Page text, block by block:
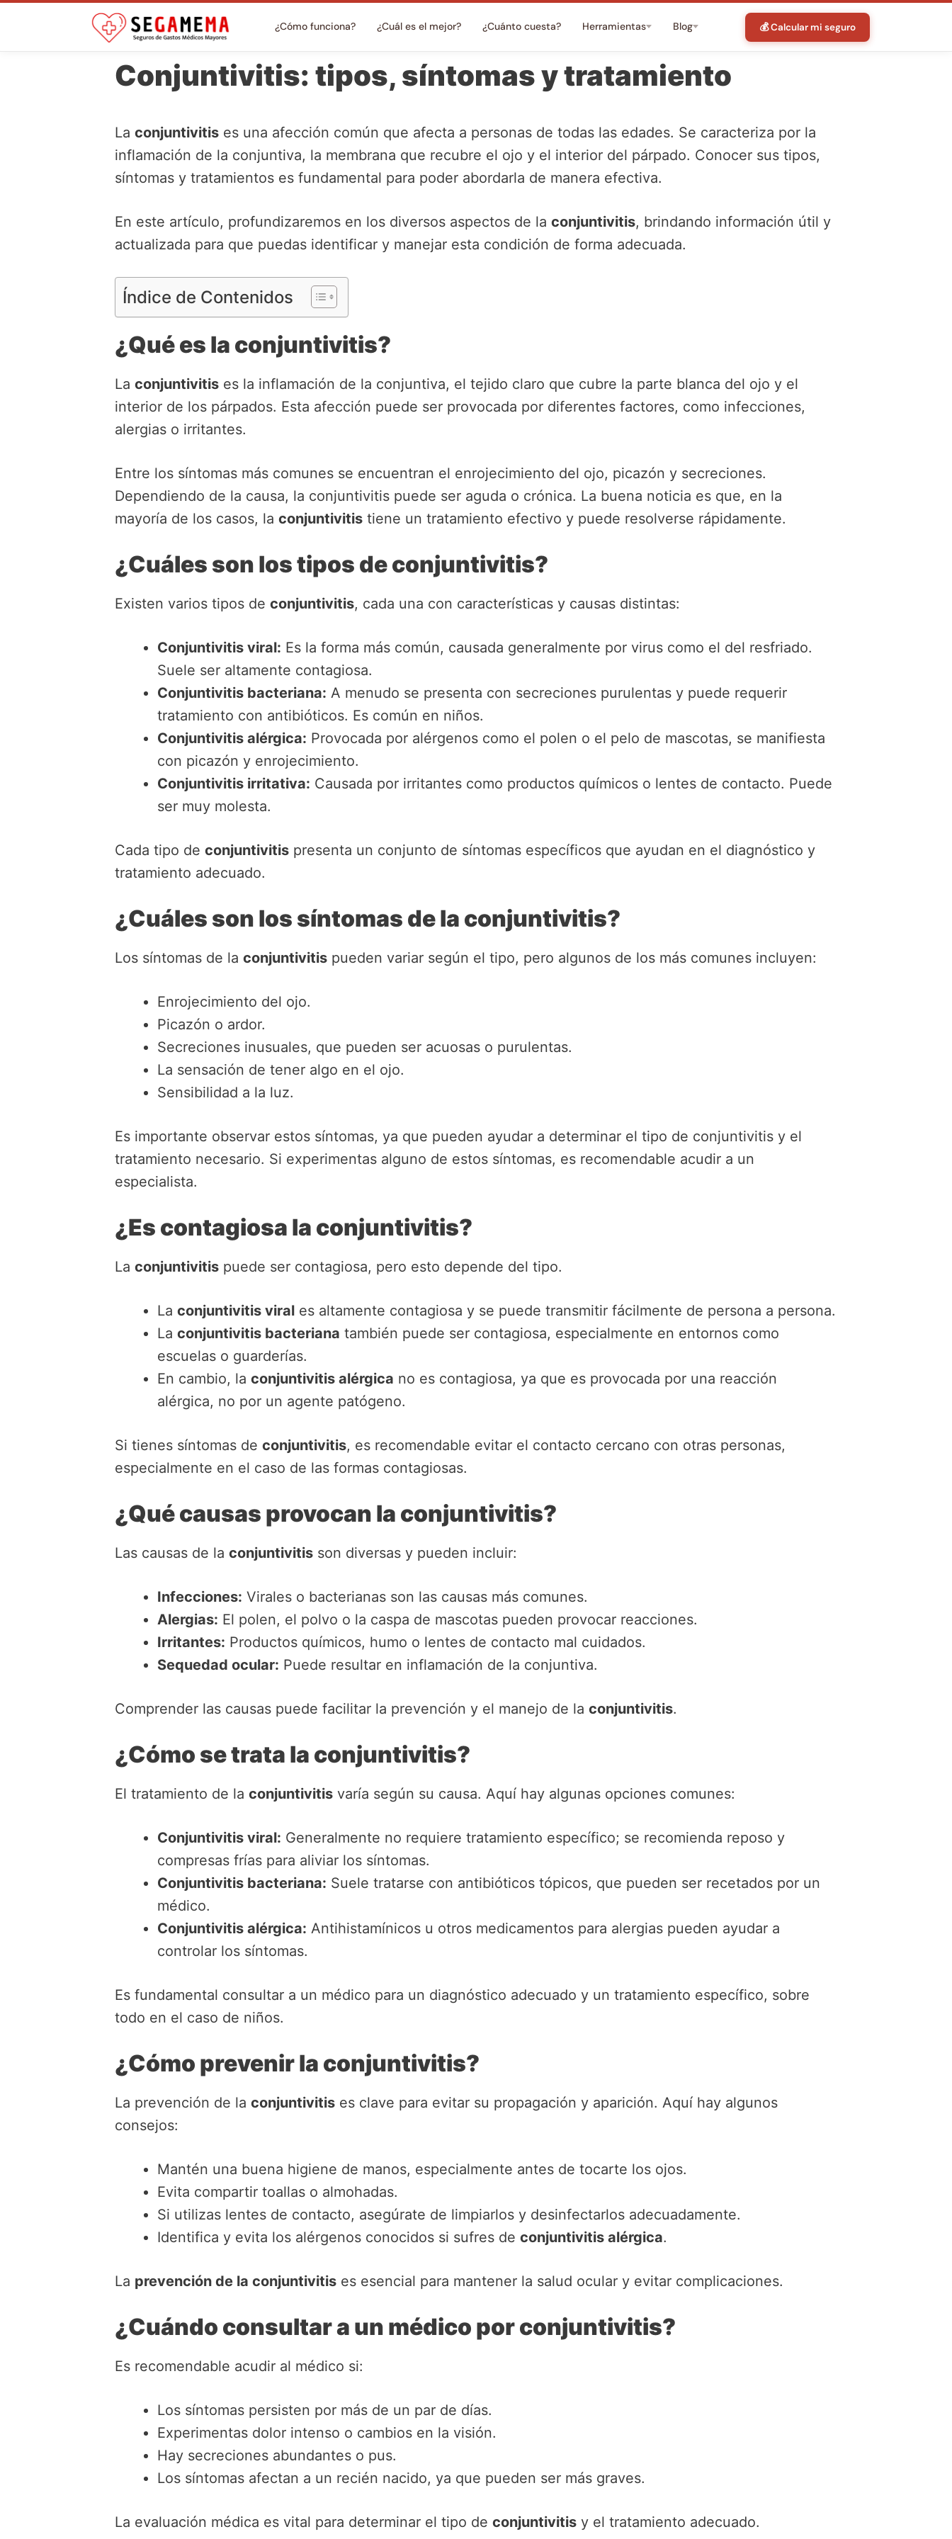
¿Cómo funciona? ¿Cuál es el mejor? ¿Cuánto cuesta? Herramientas Blog 💰 Calcular mi seguro
Conjuntivitis: tipos, síntomas y tratamiento
La conjuntivitis es una afección común que afecta a personas de todas las edades. Se caracteriza por la
inflamación de la conjuntiva, la membrana que recubre el ojo y el interior del párpado. Conocer sus tipos,
síntomas y tratamientos es fundamental para poder abordarla de manera efectiva.
En este artículo, profundizaremos en los diversos aspectos de la conjuntivitis, brindando información útil y
actualizada para que puedas identificar y manejar esta condición de forma adecuada.
Índice de Contenidos
¿Qué es la conjuntivitis?
La conjuntivitis es la inflamación de la conjuntiva, el tejido claro que cubre la parte blanca del ojo y el
interior de los párpados. Esta afección puede ser provocada por diferentes factores, como infecciones,
alergias o irritantes.
Entre los síntomas más comunes se encuentran el enrojecimiento del ojo, picazón y secreciones.
Dependiendo de la causa, la conjuntivitis puede ser aguda o crónica. La buena noticia es que, en la
mayoría de los casos, la conjuntivitis tiene un tratamiento efectivo y puede resolverse rápidamente.
¿Cuáles son los tipos de conjuntivitis?
Existen varios tipos de conjuntivitis, cada una con características y causas distintas:
Conjuntivitis viral: Es la forma más común, causada generalmente por virus como el del resfriado.
Suele ser altamente contagiosa.
Conjuntivitis bacteriana: A menudo se presenta con secreciones purulentas y puede requerir
tratamiento con antibióticos. Es común en niños.
Conjuntivitis alérgica: Provocada por alérgenos como el polen o el pelo de mascotas, se manifiesta
con picazón y enrojecimiento.
Conjuntivitis irritativa: Causada por irritantes como productos químicos o lentes de contacto. Puede
ser muy molesta.
Cada tipo de conjuntivitis presenta un conjunto de síntomas específicos que ayudan en el diagnóstico y
tratamiento adecuado.
¿Cuáles son los síntomas de la conjuntivitis?
Los síntomas de la conjuntivitis pueden variar según el tipo, pero algunos de los más comunes incluyen:
Enrojecimiento del ojo.
Picazón o ardor.
Secreciones inusuales, que pueden ser acuosas o purulentas.
La sensación de tener algo en el ojo.
Sensibilidad a la luz.
Es importante observar estos síntomas, ya que pueden ayudar a determinar el tipo de conjuntivitis y el
tratamiento necesario. Si experimentas alguno de estos síntomas, es recomendable acudir a un
especialista.
¿Es contagiosa la conjuntivitis?
La conjuntivitis puede ser contagiosa, pero esto depende del tipo.
La conjuntivitis viral es altamente contagiosa y se puede transmitir fácilmente de persona a persona.
La conjuntivitis bacteriana también puede ser contagiosa, especialmente en entornos como
escuelas o guarderías.
En cambio, la conjuntivitis alérgica no es contagiosa, ya que es provocada por una reacción
alérgica, no por un agente patógeno.
Si tienes síntomas de conjuntivitis, es recomendable evitar el contacto cercano con otras personas,
especialmente en el caso de las formas contagiosas.
¿Qué causas provocan la conjuntivitis?
Las causas de la conjuntivitis son diversas y pueden incluir:
Infecciones: Virales o bacterianas son las causas más comunes.
Alergias: El polen, el polvo o la caspa de mascotas pueden provocar reacciones.
Irritantes: Productos químicos, humo o lentes de contacto mal cuidados.
Sequedad ocular: Puede resultar en inflamación de la conjuntiva.
Comprender las causas puede facilitar la prevención y el manejo de la conjuntivitis.
¿Cómo se trata la conjuntivitis?
El tratamiento de la conjuntivitis varía según su causa. Aquí hay algunas opciones comunes:
Conjuntivitis viral: Generalmente no requiere tratamiento específico; se recomienda reposo y
compresas frías para aliviar los síntomas.
Conjuntivitis bacteriana: Suele tratarse con antibióticos tópicos, que pueden ser recetados por un
médico.
Conjuntivitis alérgica: Antihistamínicos u otros medicamentos para alergias pueden ayudar a
controlar los síntomas.
Es fundamental consultar a un médico para un diagnóstico adecuado y un tratamiento específico, sobre
todo en el caso de niños.
¿Cómo prevenir la conjuntivitis?
La prevención de la conjuntivitis es clave para evitar su propagación y aparición. Aquí hay algunos
consejos:
Mantén una buena higiene de manos, especialmente antes de tocarte los ojos.
Evita compartir toallas o almohadas.
Si utilizas lentes de contacto, asegúrate de limpiarlos y desinfectarlos adecuadamente.
Identifica y evita los alérgenos conocidos si sufres de conjuntivitis alérgica.
La prevención de la conjuntivitis es esencial para mantener la salud ocular y evitar complicaciones.
¿Cuándo consultar a un médico por conjuntivitis?
Es recomendable acudir al médico si:
Los síntomas persisten por más de un par de días.
Experimentas dolor intenso o cambios en la visión.
Hay secreciones abundantes o pus.
Los síntomas afectan a un recién nacido, ya que pueden ser más graves.
La evaluación médica es vital para determinar el tipo de conjuntivitis y el tratamiento adecuado.